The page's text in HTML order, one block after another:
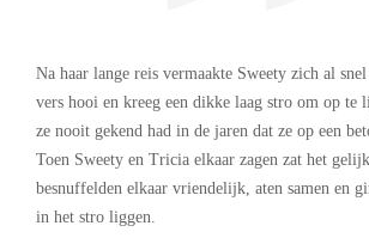
Na haar lange reis vermaakte Sweety zich al
vers hooi en kreeg een dikke laag stro om op te
ze nooit gekend had in de jaren dat ze op een
Toen Sweety en Tricia elkaar zagen zat het
besnuffelden elkaar vriendelijk, aten samen en
in het stro liggen.